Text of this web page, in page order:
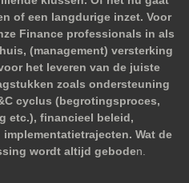
of een langdurige inzet. Voor
Finance professionals in als
(management) versterking
het leveren van de juiste
zoals ondersteuning
cyclus (begrotingsproces,
etc.), financieel beleid,
Wat de
wordt altijd geboden.